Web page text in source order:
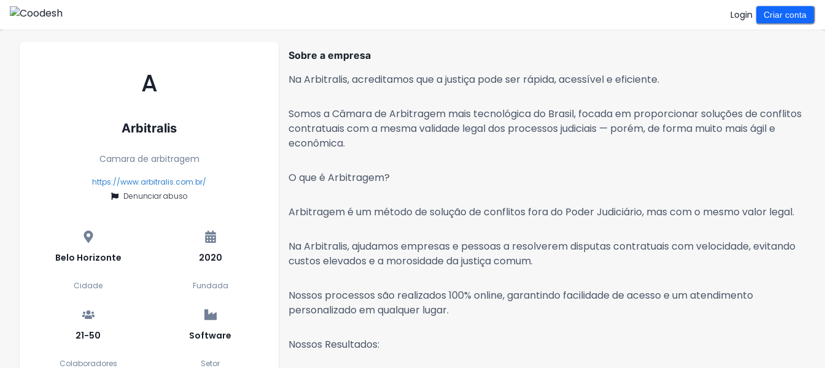
Login Criar conta
A
Arbitralis
Camara de arbitragem
https://www.arbitralis.com.br/
Denunciar abuso
Belo Horizonte
Cidade
2020
Fundada
21-50
Colaboradores
Software
Setor
Sobre a empresa
Na Arbitralis, acreditamos que a justiça pode ser rápida, acessível e eficiente.
Somos a Câmara de Arbitragem mais tecnológica do Brasil, focada em proporcionar soluções de conflitos
contratuais com a mesma validade legal dos processos judiciais — porém, de forma muito mais ágil e
econômica.
O que é Arbitragem?
Arbitragem é um método de solução de conflitos fora do Poder Judiciário, mas com o mesmo valor legal.
Na Arbitralis, ajudamos empresas e pessoas a resolverem disputas contratuais com velocidade, evitando
custos elevados e a morosidade da justiça comum.
Nossos processos são realizados 100% online, garantindo facilidade de acesso e um atendimento
personalizado em qualquer lugar.
Nossos Resultados: